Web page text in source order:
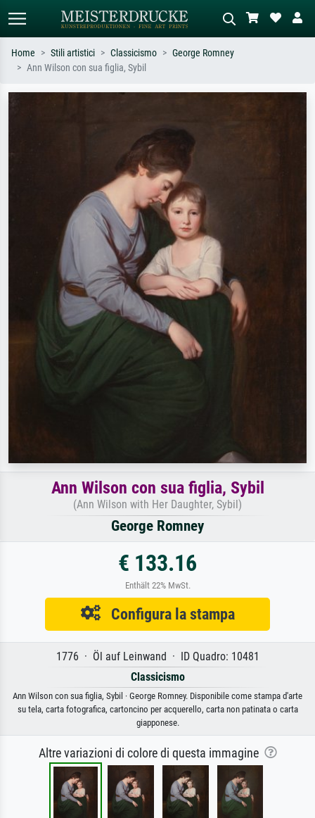
Impressionismo, onda di Hokusai,
olio scuro, nudo in piedi vicino a un
Home Stili artistici Classicismo
George Romney
Ann Wilson con sua figlia, Sybil
Ann Wilson con sua figlia, Sybil
(Ann Wilson with Her Daughter, Sybil)
George Romney
€ 133.16
Enthält 22% MwSt.
Configura la stampa
1776 · Öl auf Leinwand · ID Quadro: 10481
Classicismo
Ann Wilson con sua figlia, Sybil · George Romney. Disponibile come stampa d'arte
su tela, carta fotografica, cartoncino per acquerello, carta non patinata o carta
giapponese.
Altre variazioni di colore di questa immagine